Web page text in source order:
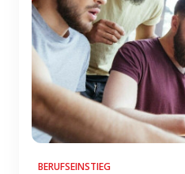
BERUFSEINSTIEG